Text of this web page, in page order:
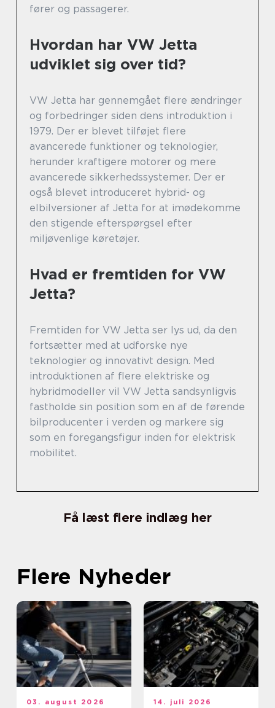
fører og passagerer.
Hvordan har VW Jetta
udviklet sig over tid?
VW Jetta har gennemgået flere ændringer
og forbedringer siden dens introduktion i
1979. Der er blevet tilføjet flere
avancerede funktioner og teknologier,
herunder kraftigere motorer og mere
avancerede sikkerhedssystemer. Der er
også blevet introduceret hybrid- og
elbilversioner af Jetta for at imødekomme
den stigende efterspørgsel efter
miljøvenlige køretøjer.
Hvad er fremtiden for VW
Jetta?
Fremtiden for VW Jetta ser lys ud, da den
fortsætter med at udforske nye
teknologier og innovativt design. Med
introduktionen af flere elektriske og
hybridmodeller vil VW Jetta sandsynligvis
fastholde sin position som en af de førende
bilproducenter i verden og markere sig
som en foregangsfigur inden for elektrisk
mobilitet.
Få læst flere indlæg her
Flere Nyheder
03. august 2026 14. juli 2026